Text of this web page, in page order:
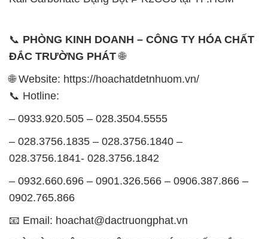
📞 PHÒNG KINH DOANH – CÔNG TY HÓA CHẤT
ĐẮC TRƯỜNG PHÁT🌐
🌐 Website: https://hoachatdetnhuom.vn/
📞 Hotline:
– 0933.920.505 – 028.3504.5555
– 028.3756.1835 – 028.3756.1840 –
028.3756.1841- 028.3756.1842
– 0932.660.696 – 0901.326.566 – 0906.387.866 –
0902.765.866
📧 Email: hoachat@dactruongphat.vn